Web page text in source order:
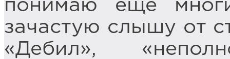
понимаю ещё
зачастую слышу от
«Дебил»,